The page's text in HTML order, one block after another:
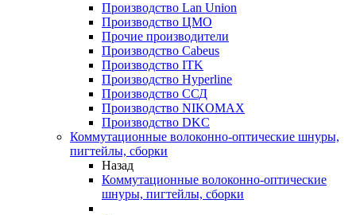
Производство Lan Union
Производство ЦМО
Прочие производители
Производство Cabeus
Производство ITK
Производство Hyperline
Производство ССД
Производство NIKOMAX
Производство DKC
Коммутационные волоконно-оптические шнуры,
пигтейлы, сборки
Назад
Коммутационные волоконно-оптические
шнуры, пигтейлы, сборки